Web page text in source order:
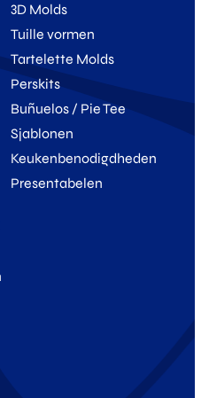
3D Molds
Tuille vormen
Tartelette Molds
Perskits
Buñuelos / Pie Tee
Sjablonen
Keukenbenodigdheden
Presentabelen